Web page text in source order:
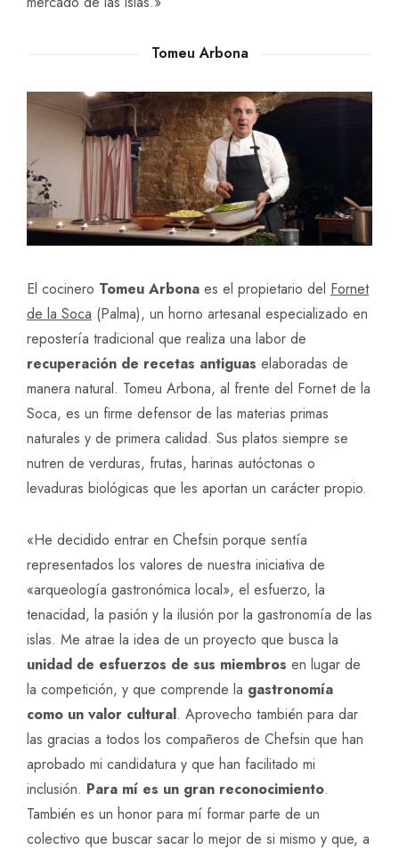
Tomeu Arbona
El cocinero Tomeu Arbona es el propietario del Fornet
de la Soca (Palma), un horno artesanal especializado en
repostería tradicional que realiza una labor de
recuperación de recetas antiguas elaboradas de
manera natural. Tomeu Arbona, al frente del Fornet de la
Soca, es un firme defensor de las materias primas
naturales y de primera calidad. Sus platos siempre se
nutren de verduras, frutas, harinas autóctonas o
levaduras biológicas que les aportan un carácter propio.
«He decidido entrar en Chefsin porque sentía
representados los valores de nuestra iniciativa de
«arqueología gastronómica local», el esfuerzo, la
tenacidad, la pasión y la ilusión por la gastronomía de las
islas. Me atrae la idea de un proyecto que busca la
unidad de esfuerzos de sus miembros en lugar de
la competición, y que comprende la gastronomía
como un valor cultural. Aprovecho también para dar
las gracias a todos los compañeros de Chefsin que han
aprobado mi candidatura y que han facilitado mi
inclusión. Para mí es un gran reconocimiento.
También es un honor para mí formar parte de un
colectivo que buscar sacar lo mejor de si mismo y que, a